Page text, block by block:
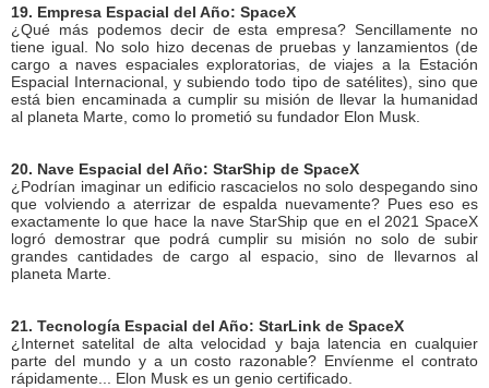
19. Empresa Espacial del Año: SpaceX
¿Qué más podemos decir de esta empresa? Sencillamente no
tiene igual. No solo hizo decenas de pruebas y lanzamientos (de
cargo a naves espaciales exploratorias, de viajes a la Estación
Espacial Internacional, y subiendo todo tipo de satélites), sino que
está bien encaminada a cumplir su misión de llevar la humanidad
al planeta Marte, como lo prometió su fundador Elon Musk.
20. Nave Espacial del Año: StarShip de SpaceX
¿Podrían imaginar un edificio rascacielos no solo despegando sino
que volviendo a aterrizar de espalda nuevamente? Pues eso es
exactamente lo que hace la nave StarShip que en el 2021 SpaceX
logró demostrar que podrá cumplir su misión no solo de subir
grandes cantidades de cargo al espacio, sino de llevarnos al
planeta Marte.
21. Tecnología Espacial del Año: StarLink de SpaceX
¿Internet satelital de alta velocidad y baja latencia en cualquier
parte del mundo y a un costo razonable? Envíenme el contrato
rápidamente... Elon Musk es un genio certificado.